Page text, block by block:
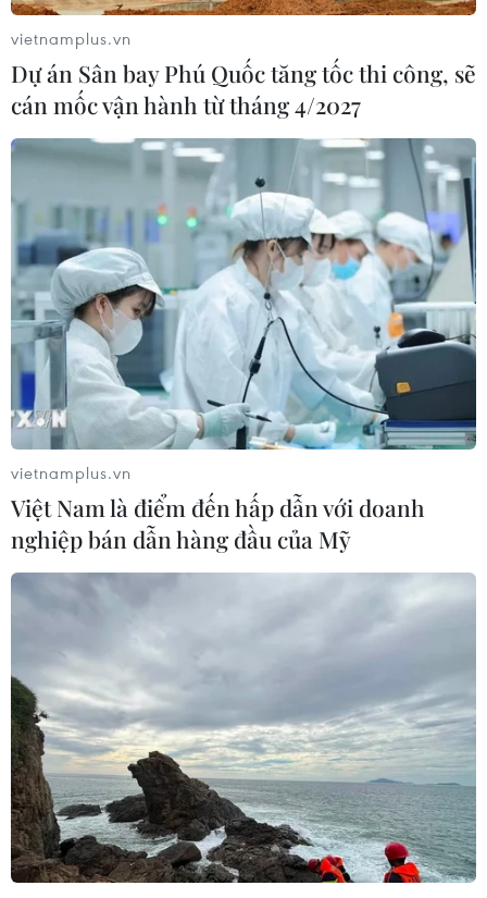
vietnamplus.vn
Dự án Sân bay Phú Quốc tăng tốc thi công, sẽ
cán mốc vận hành từ tháng 4/2027
vietnamplus.vn
Việt Nam là điểm đến hấp dẫn với doanh
nghiệp bán dẫn hàng đầu của Mỹ